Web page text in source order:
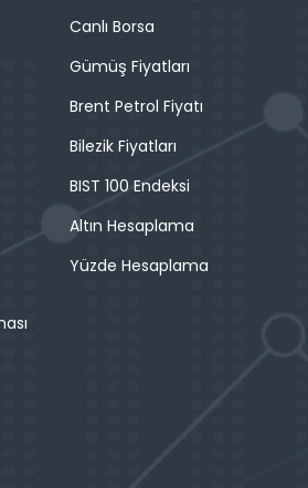
Canlı Borsa
Gümüş Fiyatları
Brent Petrol Fiyatı
Bilezik Fiyatları
BIST 100 Endeksi
Altın Hesaplama
Yüzde Hesaplama